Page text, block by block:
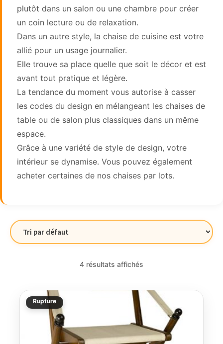
plutôt dans un salon ou une chambre pour créer
un coin lecture ou de relaxation.
Dans un autre style, la chaise de cuisine est votre
allié pour un usage journalier.
Elle trouve sa place quelle que soit le décor et est
avant tout pratique et légère.
La tendance du moment vous autorise à casser
les codes du design en mélangeant les chaises de
table ou de salon plus classiques dans un même
espace.
Grâce à une variété de style de design, votre
intérieur se dynamise. Vous pouvez également
acheter certaines de nos chaises par lots.
4 résultats affichés
Rupture